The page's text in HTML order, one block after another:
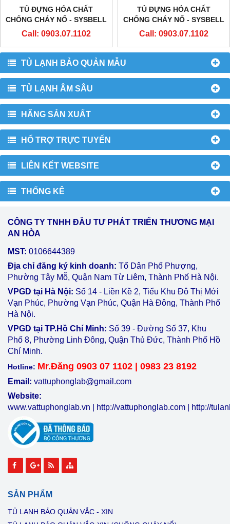
TỦ LẠNH BẢO QUẢN MẪU
TỦ LẠNH ÂM SÂU
HÃNG SẢN XUẤT
HỔ TRỢ TRỰC TUYẾN
LIÊN KẾT WEBSITE
THỐNG KÊ
TỦ ĐỰNG HÓA CHẤT
CHỐNG CHÁY NỔ - SYSBELL
- WA810540 – 54
Call: 0903.07.1102
TỦ ĐỰNG HÓA CHẤT
CHỐNG CHÁY NỔ - SYSBELL
- WA810450 -
Call: 0903.07.1102
CÔNG TY TNHH ĐẦU TƯ PHÁT TRIỂN THƯƠNG MẠI
AN HÒA
MST: 0106644389
Địa chỉ đăng ký kinh doanh: Tổ Dân Phố Phượng,
Phường Tây Mỗ, Quận Nam Từ Liêm, Thành Phố Hà Nội.
VPGD tại Hà Nội: Số 14 - Liền Kề 2, Tiểu Khu Đô Thị Mới
Vạn Phúc, Phường Vạn Phúc, Quận Hà Đông, Thành Phố
Hà Nội.
VPGD tại TP.Hồ Chí Minh: Số 39 - Đường Số 37, Khu
Phố 8, Phường Linh Đông, Quận Thủ Đức, Thành Phố Hồ
Chí Minh.
Hotline: Mr.Đăng 0903 07 1102 | 0983 23 8192
Email: vattuphonglab@gmail.com
Website:
www.vattuphonglab.vn
http://vattuphonglab.com http://
SẢN PHẨM
TỦ LẠNH BẢO QUẢN VẮC - XIN